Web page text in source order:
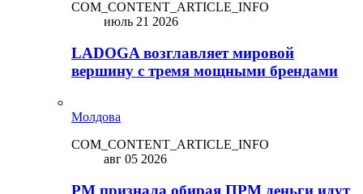
COM_CONTENT_ARTICLE_INFO
июль 21 2026
LADOGA возглавляет мировой
вершину с тремя мощными брендами
Молдова
COM_CONTENT_ARTICLE_INFO
авг 05 2026
PM признала обирая ПРМ деньги идут